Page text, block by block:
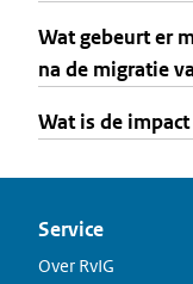
Wat gebeurt er
na de migratie
Wat is de
Service
Over RvIG